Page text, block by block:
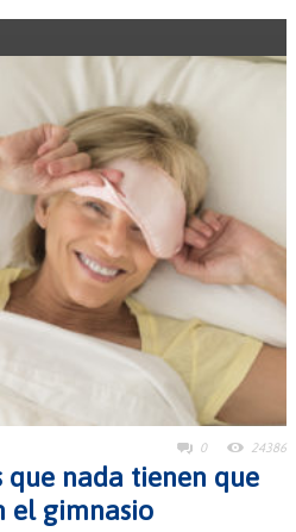
0 24386
que nada tienen que
el gimnasio